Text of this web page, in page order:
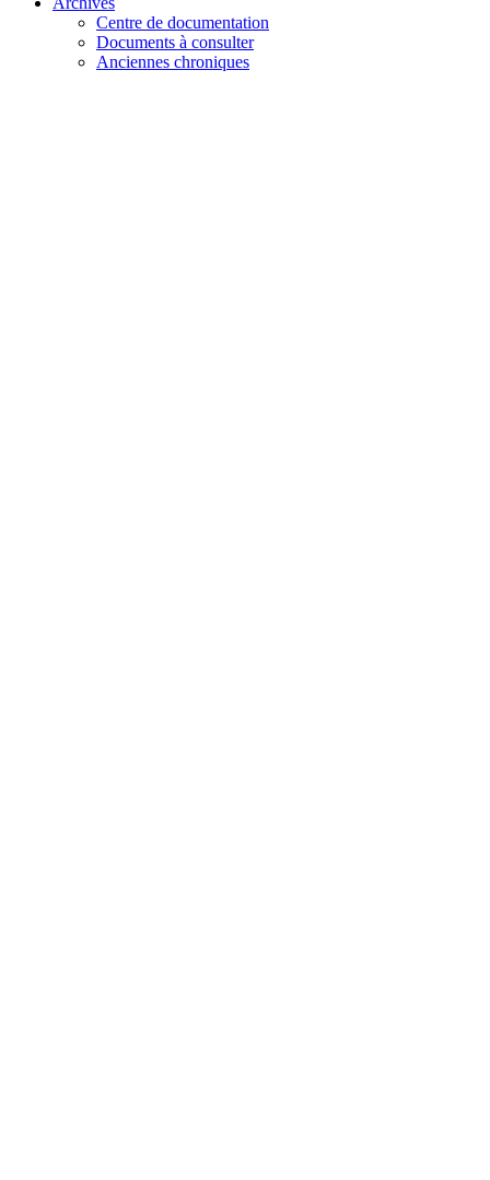
Centre de documentation
Documents à consulter
Anciennes chroniques